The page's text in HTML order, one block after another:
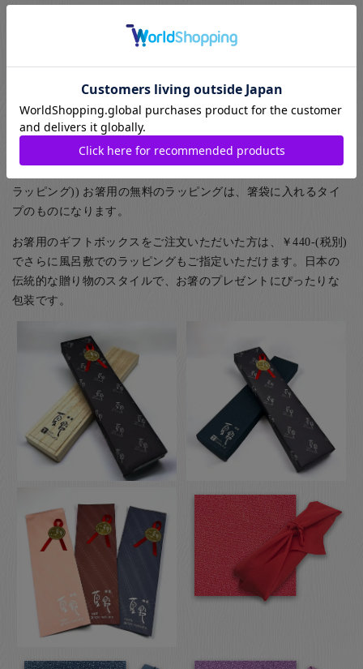
お箸のギフト用のラッピングとして紙箱と桐箱がお選びいただ
けます。また、ご家族用として5膳まで入る紙箱もご用意してお
ります。
(お子様食器に関してはギフト用・ご自宅用問わず、紙箱(無料)
ラッピング)) お箸用の無料のラッピングは、箸袋に入れるタイ
プのものになります。
お箸用のギフトボックスをご注文いただいた方は、￥440-(税別)
でさらに風呂敷でのラッピングもご指定いただけます。日本の
伝統的な贈り物のスタイルで、お箸のプレゼントにぴったりな
包装です。